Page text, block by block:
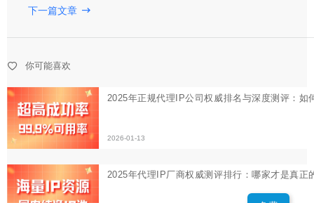
下一篇文章
你可能喜欢